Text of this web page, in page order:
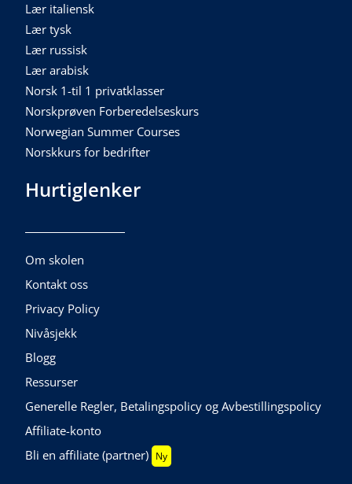
Lær italiensk
Lær tysk
Lær russisk
Lær arabisk
Norsk 1-til 1 privatklasser
Norskprøven Forberedelseskurs
Norwegian Summer Courses
Norskkurs for bedrifter
Hurtiglenker
Om skolen
Kontakt oss
Privacy Policy
Nivåsjekk
Blogg
Ressurser
Generelle Regler, Betalingspolicy og Avbestillingspolicy
Affiliate-konto
Bli en affiliate (partner) Ny